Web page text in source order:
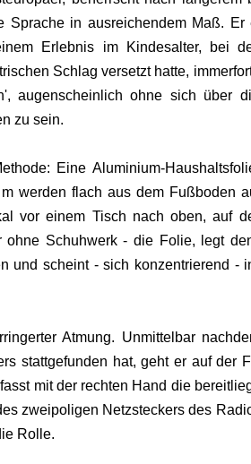
Sprache in ausreichendem Maß. Er
Erlebnis im Kindesalter, bei
Schlag versetzt hatte,
augenscheinlich ohne sich über
zu sein.
Eine Aluminium-
werden flach aus dem Fußboden
vor einem Tisch nach oben, auf
Schuhwerk - die Folie, legt
und scheint - sich konzentrierend -
Atmung. Unmittelbar
stattgefunden hat, geht er auf der
mit der rechten Hand die
zweipoligen Netzsteckers des
Rolle.